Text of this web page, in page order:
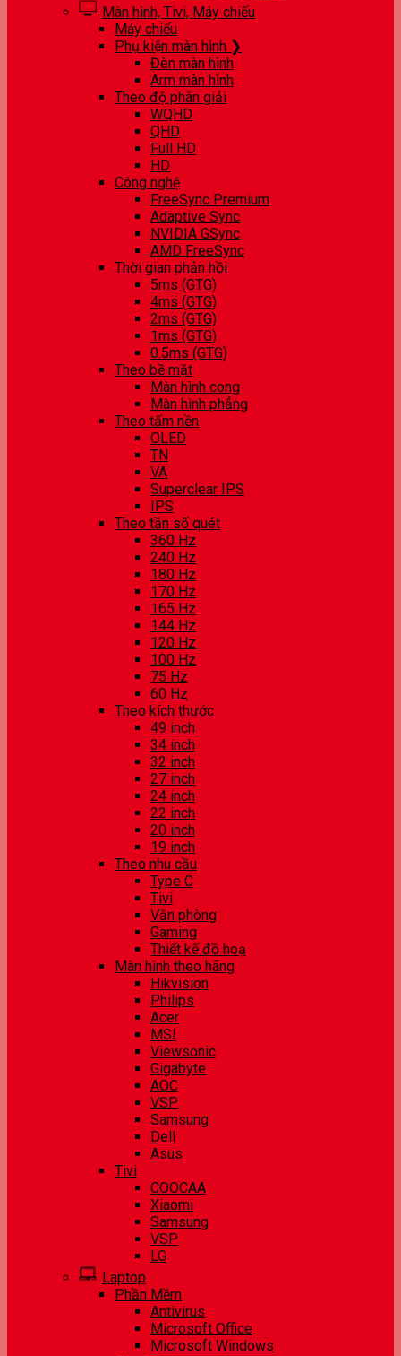
Màn hình, Tivi, Máy chiếu
Máy chiếu
Phụ kiện màn hình ❯
Đèn màn hình
Arm màn hình
Theo độ phân giải
WQHD
QHD
Full HD
HD
Công nghệ
FreeSync Premium
Adaptive Sync
NVIDIA GSync
AMD FreeSync
Thời gian phản hồi
5ms (GTG)
4ms (GTG)
2ms (GTG)
1ms (GTG)
0.5ms (GTG)
Theo bề mặt
Màn hình cong
Màn hình phẳng
Theo tấm nền
OLED
TN
VA
Superclear IPS
IPS
Theo tần số quét
360 Hz
240 Hz
180 Hz
170 Hz
165 Hz
144 Hz
120 Hz
100 Hz
75 Hz
60 Hz
Theo kích thước
49 inch
34 inch
32 inch
27 inch
24 inch
22 inch
20 inch
19 inch
Theo nhu cầu
Type C
Tivi
Văn phòng
Gaming
Thiết kế đồ hoạ
Màn hình theo hãng
Hikvision
Philips
Acer
MSI
Viewsonic
Gigabyte
AOC
VSP
Samsung
Dell
Asus
Tivi
COOCAA
Xiaomi
Samsung
VSP
LG
Laptop
Phần Mềm
Antivirus
Microsoft Office
Microsoft Windows